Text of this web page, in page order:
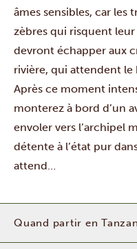
âmes sensibles, car les
zèbres qui risquent
devront échapper aux
rivière, qui attendent
Après ce moment
monterez à bord d’un
envoler vers l’archipel
détente à l’état pur
attend…
Quand partir en